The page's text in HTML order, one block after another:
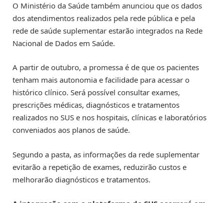
O Ministério da Saúde também anunciou que os dados
dos atendimentos realizados pela rede pública e pela
rede de saúde suplementar estarão integrados na Rede
Nacional de Dados em Saúde.
A partir de outubro, a promessa é de que os pacientes
tenham mais autonomia e facilidade para acessar o
histórico clínico. Será possível consultar exames,
prescrições médicas, diagnósticos e tratamentos
realizados no SUS e nos hospitais, clínicas e laboratórios
conveniados aos planos de saúde.
Segundo a pasta, as informações da rede suplementar
evitarão a repetição de exames, reduzirão custos e
melhorarão diagnósticos e tratamentos.